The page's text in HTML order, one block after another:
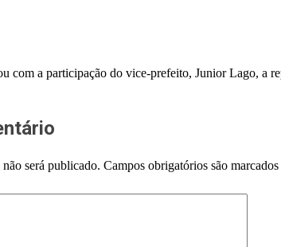
com a participação do vice-prefeito, Junior Lago, a
será publicado. Campos obrigatórios são